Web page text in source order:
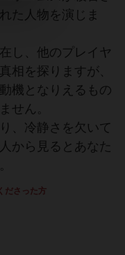
た人物を演じま
し、他のプレイヤ
相を探りますが、
機となりえるもの
せん。
、冷静さを欠いて
から見るとあなた
ださった方